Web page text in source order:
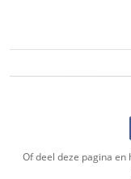
Of deel deze pagina